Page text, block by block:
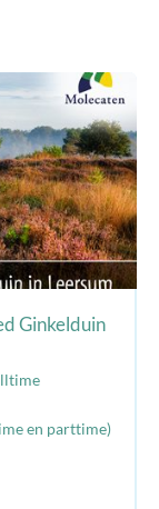
Ginkelduin
en parttime)